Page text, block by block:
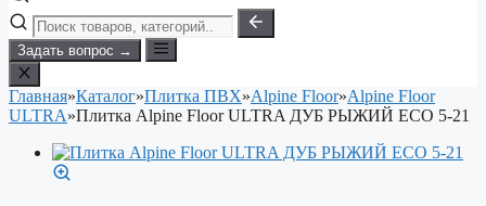
Задать вопрос →
Главная»Каталог»Плитка ПВХ»Alpine Floor»Alpine Floor
ULTRA»Плитка Alpine Floor ULTRA ДУБ РЫЖИЙ ECO 5-21